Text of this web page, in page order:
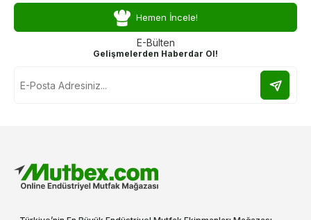
Hemen İncele!
E-Bülten
Gelişmelerden Haberdar Ol!